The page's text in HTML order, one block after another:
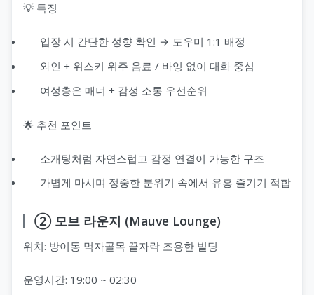
💡 특징
입장 시 간단한 성향 확인 → 도우미 1:1 배정
와인 + 위스키 위주 음료 / 바잉 없이 대화 중심
여성층은 매너 + 감성 소통 우선순위
🌟 추천 포인트
소개팅처럼 자연스럽고 감정 연결이 가능한 구조
가볍게 마시며 정중한 분위기 속에서 유흥 즐기기 적합
② 모브 라운지 (Mauve Lounge)
위치: 방이동 먹자골목 끝자락 조용한 빌딩
운영시간: 19:00 ~ 02:30